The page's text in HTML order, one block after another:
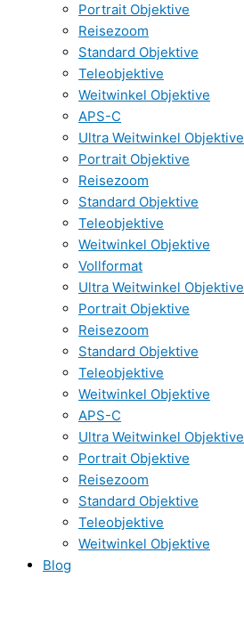
Portrait Objektive
Reisezoom
Standard Objektive
Teleobjektive
Weitwinkel Objektive
APS-C
Ultra Weitwinkel Objektive
Portrait Objektive
Reisezoom
Standard Objektive
Teleobjektive
Weitwinkel Objektive
Vollformat
Ultra Weitwinkel Objektive
Portrait Objektive
Reisezoom
Standard Objektive
Teleobjektive
Weitwinkel Objektive
APS-C
Ultra Weitwinkel Objektive
Portrait Objektive
Reisezoom
Standard Objektive
Teleobjektive
Weitwinkel Objektive
Blog